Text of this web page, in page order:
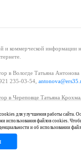
и коммерческой информации
в Вологде Татьяна Антонова
235-03-54,
в Череповце Татьяна
в Великом Устюге
40,katrinv81@mail.ru
для улучшения работы сайта.
использования файлов cookies.
и об использовании